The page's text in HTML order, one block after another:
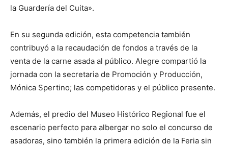
la Guardería del Cuita».
En su segunda edición, esta competencia también
contribuyó a la recaudación de fondos a través de la
venta de la carne asada al público. Alegre compartió la
jornada con la secretaria de Promoción y Producción,
Mónica Spertino; las competidoras y el público presente.
Además, el predio del Museo Histórico Regional fue el
escenario perfecto para albergar no solo el concurso de
asadoras, sino también la primera edición de la Feria sin